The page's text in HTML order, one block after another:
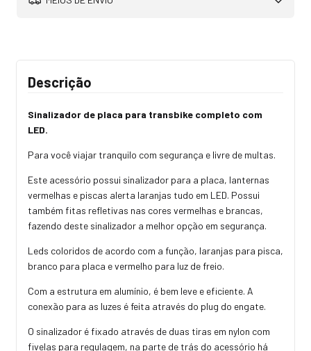
Descrição
Sinalizador de placa para transbike completo com
LED.
Para você viajar tranquilo com segurança e livre de multas.
Este acessório possui sinalizador para a placa, lanternas
vermelhas e piscas alerta laranjas tudo em LED. Possui
também fitas refletivas nas cores vermelhas e brancas,
fazendo deste sinalizador a melhor opção em segurança.
Leds coloridos de acordo com a função, laranjas para pisca,
branco para placa e vermelho para luz de freio.
Com a estrutura em alumínio, é bem leve e eficiente. A
conexão para as luzes é feita através do plug do engate.
O sinalizador é fixado através de duas tiras em nylon com
fivelas para regulagem, na parte de trás do acessório há